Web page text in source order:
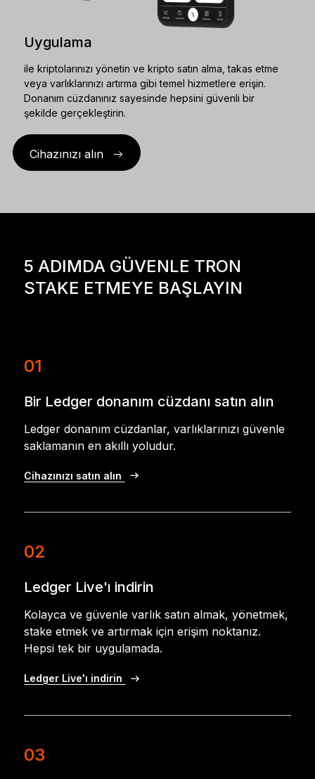
Uygulama
ile kriptolarınızı yönetin ve kripto satın alma, takas etme
veya varlıklarınızı artırma gibi temel hizmetlere erişin.
Donanım cüzdanınız sayesinde hepsini güvenli bir
şekilde gerçekleştirin.
Cihazınızı alın
5 ADIMDA GÜVENLE TRON
STAKE ETMEYE BAŞLAYIN
01
Bir Ledger donanım cüzdanı satın alın
Ledger donanım cüzdanlar, varlıklarınızı güvenle
saklamanın en akıllı yoludur.
Cihazınızı satın alın
02
Ledger Live'ı indirin
Kolayca ve güvenle varlık satın almak, yönetmek,
stake etmek ve artırmak için erişim noktanız.
Hepsi tek bir uygulamada.
Ledger Live'ı indirin
03